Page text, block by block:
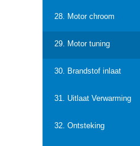
28. Motor chroom
29. Motor tuning
30. Brandstof inlaat
31. Uitlaat Verwarming
32. Ontsteking